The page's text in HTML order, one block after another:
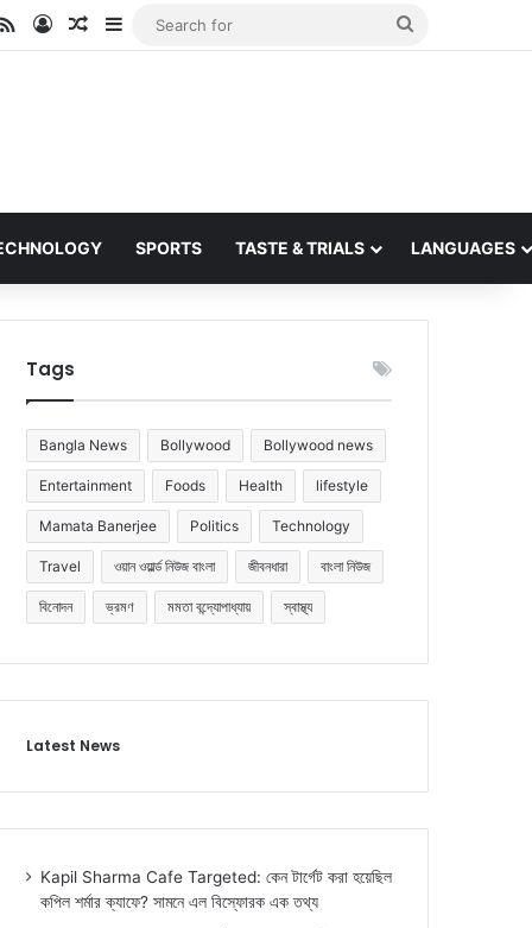
RSS Log InRandom Article
Sidebar
SPORTS TASTE & TRIALS LANGUAGES
Tags
Bangla News Bollywood Bollywood news
Entertainment Foods Health lifestyle
Mamata Banerjee Politics Technology
Travel ওয়ান ওয়ার্ল্ড নিউজ বাংলা জীবনধারা বাংলা নিউজ
বিনোদন ভ্রমণ মমতা বন্দ্যোপাধ্যায় স্বাস্থ্য
Latest News
Kapil Sharma Cafe Targeted: কেন টার্গেট করা হয়েছিল
কপিল শর্মার ক্যাফে? সামনে এল বিস্ফোরক এক তথ্য